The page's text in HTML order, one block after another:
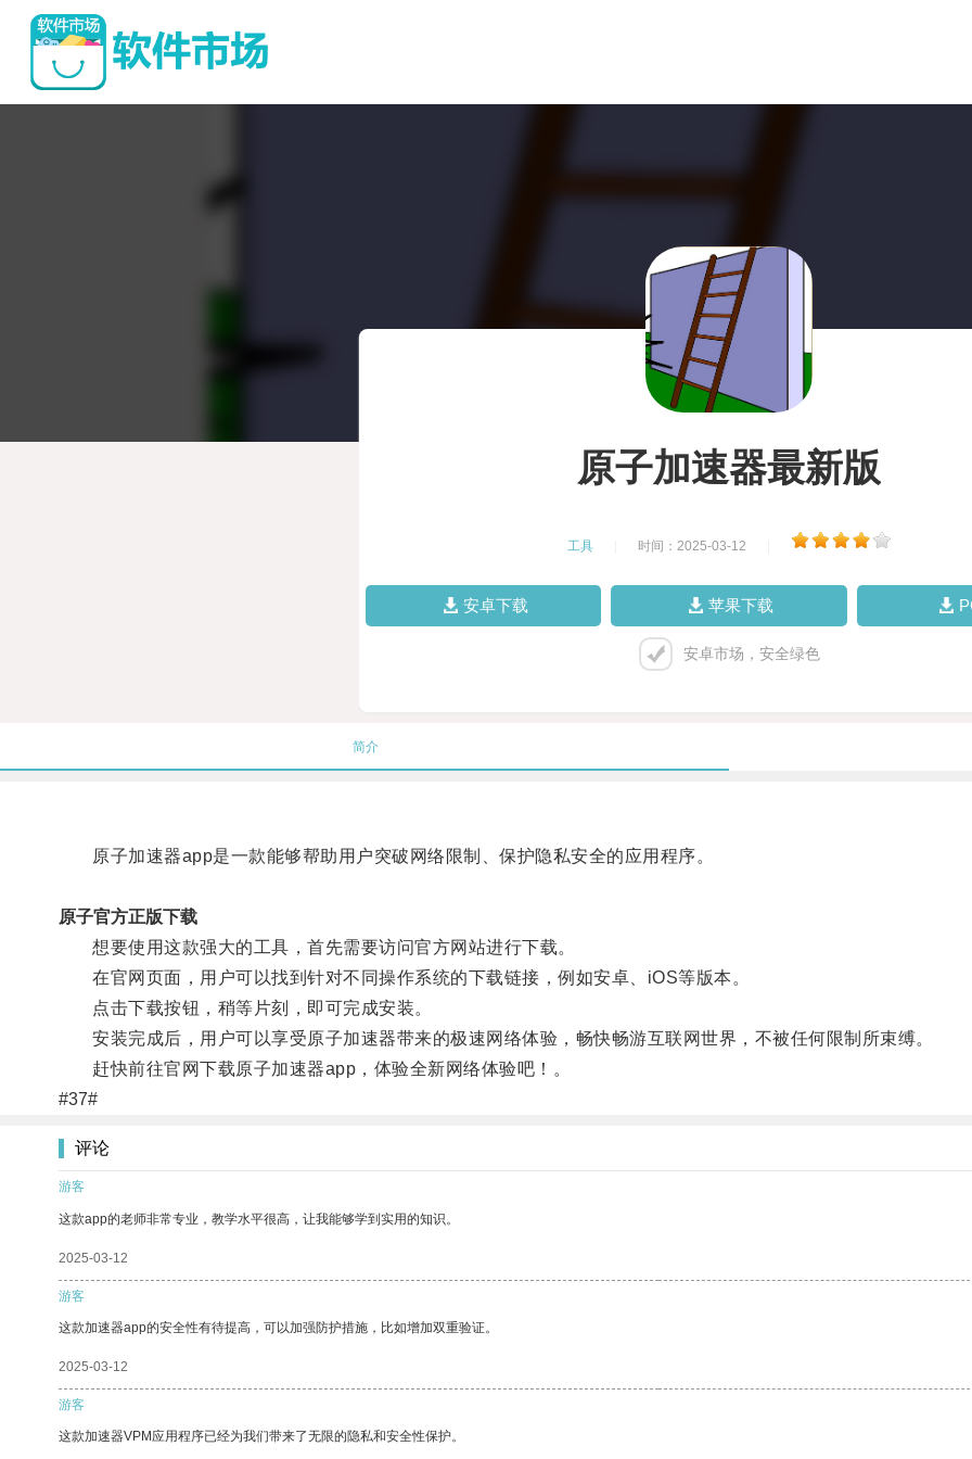
原子加速器最新版
工具 时间：2025-03-12
安卓下载 苹果下载
安卓市场，安全绿色
简介
原子加速器app是一款能够帮助用户突破网络限制、保护隐私安全的应用程序。
原子官方正版下载
想要使用这款强大的工具，首先需要访问官方网站进行下载。
在官网页面，用户可以找到针对不同操作系统的下载链接，例如安卓、iOS等版本。
点击下载按钮，稍等片刻，即可完成安装。
安装完成后，用户可以享受原子加速器带来的极速网络体验，畅快畅游互联网世界，不被任何限制所束缚。
赶快前往官网下载原子加速器app，体验全新网络体验吧！。
#37#
评论
游客
这款app的老师非常专业，教学水平很高，让我能够学到实用的知识。
2025-03-12
游客
这款加速器app的安全性有待提高，可以加强防护措施，比如增加双重验证。
2025-03-12
游客
这款加速器VPM应用程序已经为我们带来了无限的隐私和安全性保护。